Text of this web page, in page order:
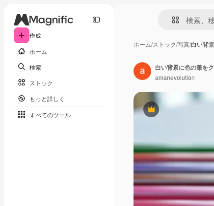
作成
ホーム
検索
ストック
もっと詳しく
すべてのツール
ホーム/ストック/写真/白い背
Premium
白い背景に色の筆を
amanevolution